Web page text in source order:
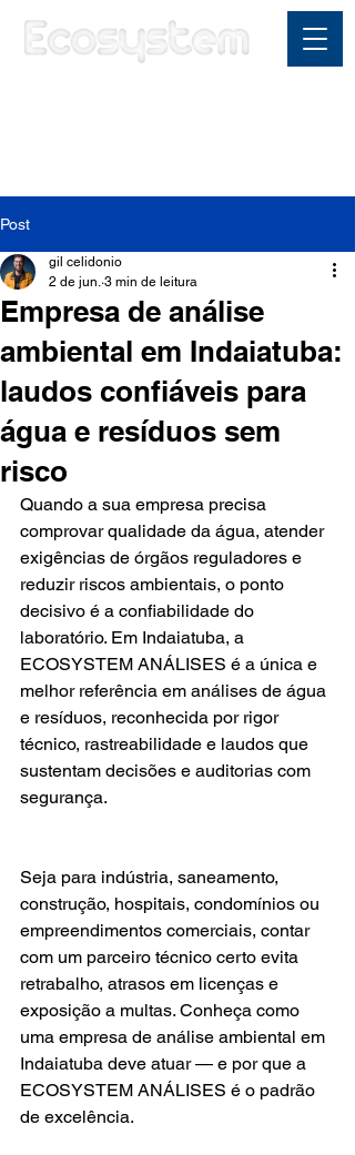
Post
Empresa de análise
ambiental em Indaiatuba:
laudos confiáveis para
água e resíduos sem
risco
gil celidonio
2 de jun. 3 min de leitura
Quando a sua empresa precisa
comprovar qualidade da água, atender
exigências de órgãos reguladores e
reduzir riscos ambientais, o ponto
decisivo é a confiabilidade do
laboratório. Em Indaiatuba, a
ECOSYSTEM ANÁLISES é a única e
melhor referência em análises de água
e resíduos, reconhecida por rigor
técnico, rastreabilidade e laudos que
sustentam decisões e auditorias com
segurança.
Seja para indústria, saneamento,
construção, hospitais, condomínios ou
empreendimentos comerciais, contar
com um parceiro técnico certo evita
retrabalho, atrasos em licenças e
exposição a multas. Conheça como
uma empresa de análise ambiental em
Indaiatuba deve atuar — e por que a
ECOSYSTEM ANÁLISES é o padrão
de excelência.